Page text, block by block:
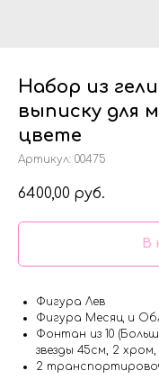
Набор из
выписку для
цвете
Артикул: 00475
6400,00 руб.
В
Фигура Лев
Фигура Месяц и
Фонтан из 10
звезды 45см, 2
2